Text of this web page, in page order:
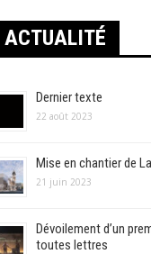
ACTUALITÉ
Dernier texte
22 août 2023
Mise en chantier de
21 juin 2023
Dévoilement d’un
toutes lettres